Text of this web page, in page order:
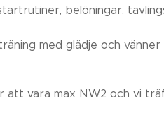
belöningar,
med glädje och vänner
att vara max NW2 och vi